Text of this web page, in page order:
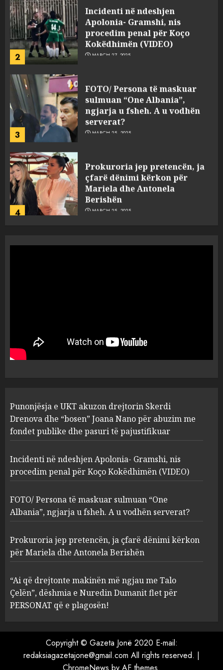
2
Incidenti në ndeshjen
Apolonia- Gramshi, nis
procedim penal për Koço
Kokëdhimën (VIDEO)
3
FOTO/ Persona të maskuar
sulmuan “One Albania”,
ngjarja u fsheh. A u vodhën
serverat?
4
Prokuroria jep pretencën, ja
çfarë dënimi kërkon për
Mariela dhe Antonela
Berishën
1
“bosen” Joana Nano për
abuzim me fondet publike dhe
pasuri të pajustifikuar
2
Apolonia- Gramshi, nis
procedim penal për Koço
Kokëdhimën (VIDEO)
MARCH 27, 2025
3
FOTO/ Persona të maskuar
sulmuan “One Albania”,
ngjarja u fsheh. A u vodhën
serverat?
MARCH 25, 2025
4
Prokuroria jep pretencën, ja
çfarë dënimi kërkon për
Berishën
MARCH 25, 2025
ngjau me Talo Çelën”,
dëshmia e Nuredin Dumanit
flet për PERSONAT që e
Punonjësja e UKT akuzon drejtorin Skerdi
Drenova dhe “bosen” Joana Nano për abuzim me
fondet publike dhe pasuri të pajustifikuar
Incidenti në ndeshjen Apolonia- Gramshi, nis
procedim penal për Koço Kokëdhimën (VIDEO)
FOTO/ Persona të maskuar sulmuan “One
Albania”, ngjarja u fsheh. A u vodhën serverat?
Prokuroria jep pretencën, ja çfarë dënimi kërkon
për Mariela dhe Antonela Berishën
“Ai që drejtonte makinën më ngjau me Talo
Çelën”, dëshmia e Nuredin Dumanit flet për
PERSONAT që e plagosën!
Copyright © Gazeta Jonë 2020 E-mail:
redaksiagazetajone@gmail.com All rights reserved. |
ChromeNews by AF themes.